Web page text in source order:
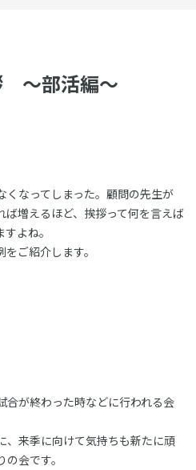
〜部活編〜
なってしまった。顧問の先生が
ば増えるほど、挨拶って何を言えば
よね。
ご紹介します。
合が終わった時などに行われる会
、来季に向けて気持ちも新たに頑
会です。